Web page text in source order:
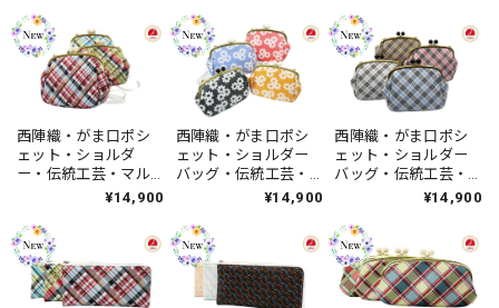
セックス・日本製
ィース・日本製
レディース・日本製
西陣織・がま口ポシ
ェット・ショルダ
ー・伝統工芸・マル
チチェック・普段使
レディース・日本製
¥14,900
西陣織・がま口ポシ
ェット・ショルダー
バッグ・伝統工芸・
ポップフラワー・普
ド・レディース・日
本製
¥14,900
西陣織・がま口ポシ
ェット・ショルダー
バッグ・伝統工芸・
タータンチェック・
イド・レディース・
日本製
¥14,900